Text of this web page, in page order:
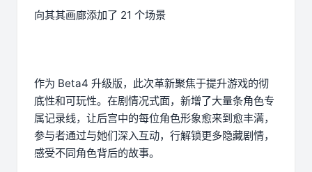
向其其画廊添加了 21 个场景
作为 Beta4 升级版，此次革新聚焦于提升游戏的彻
底性和可玩性。在剧情况式面，新增了大量条角色专
属记录线，让后宫中的每位角色形象愈来到愈丰满，
参与者通过与她们深入互动，行解锁更多隐藏剧情，
感受不同角色背后的故事。